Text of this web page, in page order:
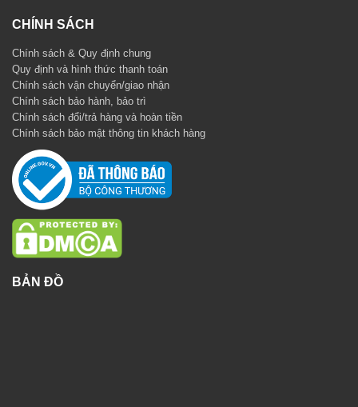
CHÍNH SÁCH
Chính sách & Quy định chung
Quy định và hình thức thanh toán
Chính sách vận chuyển/giao nhận
Chính sách bảo hành, bảo trì
Chính sách đổi/trả hàng và hoàn tiền
Chính sách bảo mật thông tin khách hàng
BẢN ĐỒ